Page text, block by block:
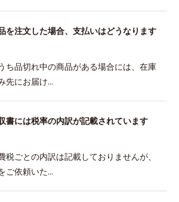
を注文した場合、支払いはどうなります
ち品切れ中の商品がある場合には、在庫
先にお届け...
書には税率の内訳が記載されています
税ごとの内訳は記載しておりませんが、
ご依頼いた...